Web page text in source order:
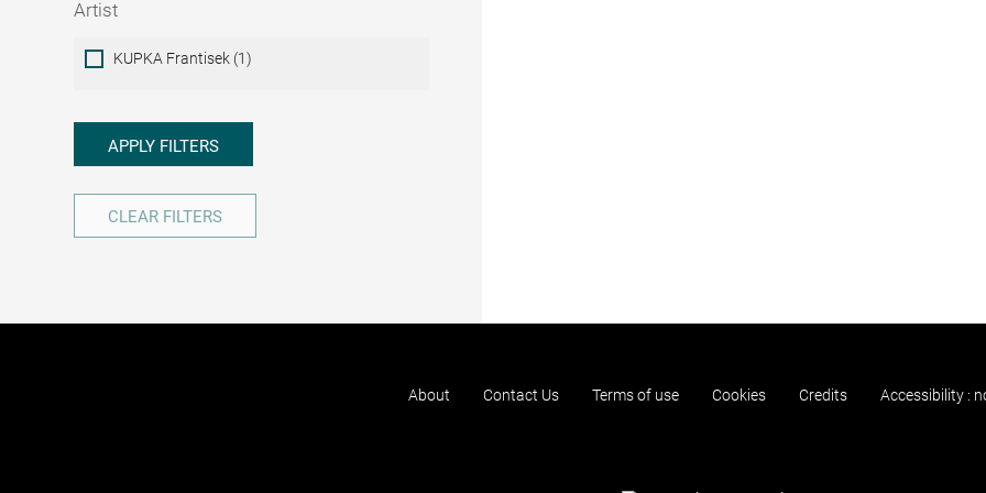
Artist
ArtistKUPKA Frantisek (1)
APPLY FILTERS
CLEAR FILTERS
About Contact Us Terms of use Cookies Credits Accessibility :